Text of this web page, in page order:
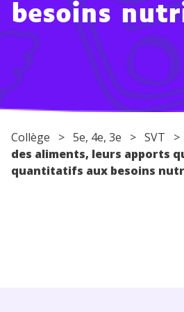
Conseils pour les parents
besoins
Collège > 5e, 4e, 3e > SVT >
des aliments, leurs apports
quantitatifs aux besoins